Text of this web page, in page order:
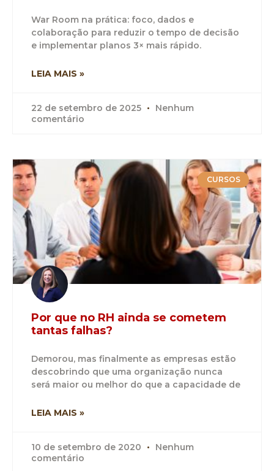
War Room na prática: foco, dados e
colaboração para reduzir o tempo de decisão
e implementar planos 3× mais rápido.
LEIA MAIS »
22 de setembro de 2025
Nenhum
comentário
CURSOS
Por que no RH ainda se cometem
tantas falhas?
Demorou, mas finalmente as empresas estão
descobrindo que uma organização nunca
será maior ou melhor do que a capacidade de
LEIA MAIS »
10 de setembro de 2020
Nenhum
comentário